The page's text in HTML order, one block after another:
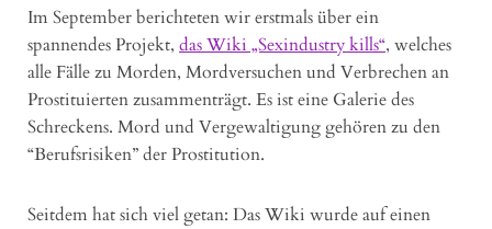
Im September berichteten wir erstmals über ein
spannendes Projekt, das Wiki „Sexindustry kills“, welches
alle Fälle zu Morden, Mordversuchen und Verbrechen an
Prostituierten zusammenträgt. Es ist eine Galerie des
Schreckens. Mord und Vergewaltigung gehören zu den
“Berufsrisiken” der Prostitution.
Seitdem hat sich viel getan: Das Wiki wurde auf einen